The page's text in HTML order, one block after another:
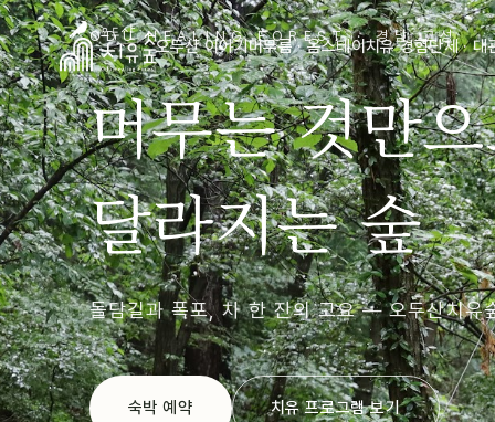
오두산 이야기머무름 · 옴스테이치유 경험단체 · 대
ODU HEALING FOREST · 경남 고성
머무는 것만
달라지는 숲
돌담길과 폭포, 차 한 잔의 고요 — 오두산치유
숙박 예약 치유 프로그램 보기